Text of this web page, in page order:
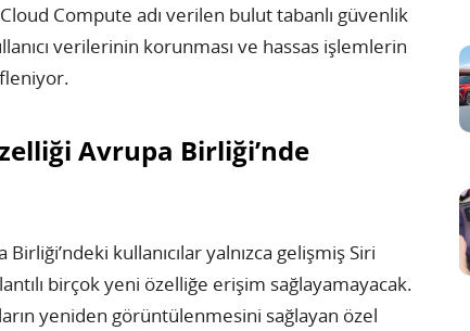
Compute adı verilen bulut tabanlı güvenlik
verilerinin korunması ve hassas işlemlerin
Avrupa Birliği’nde
Birliği’ndeki kullanıcılar yalnızca gelişmiş Siri
birçok yeni özelliğe erişim sağlayamayacak.
yeniden görüntülenmesini sağlayan özel